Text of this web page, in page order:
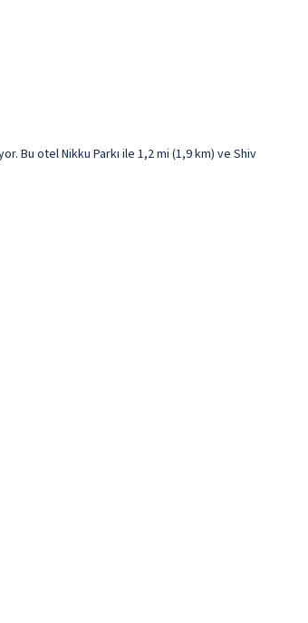
Bu otel Nikku Parkı ile 1,2 mi (1,9 km) ve Shiv